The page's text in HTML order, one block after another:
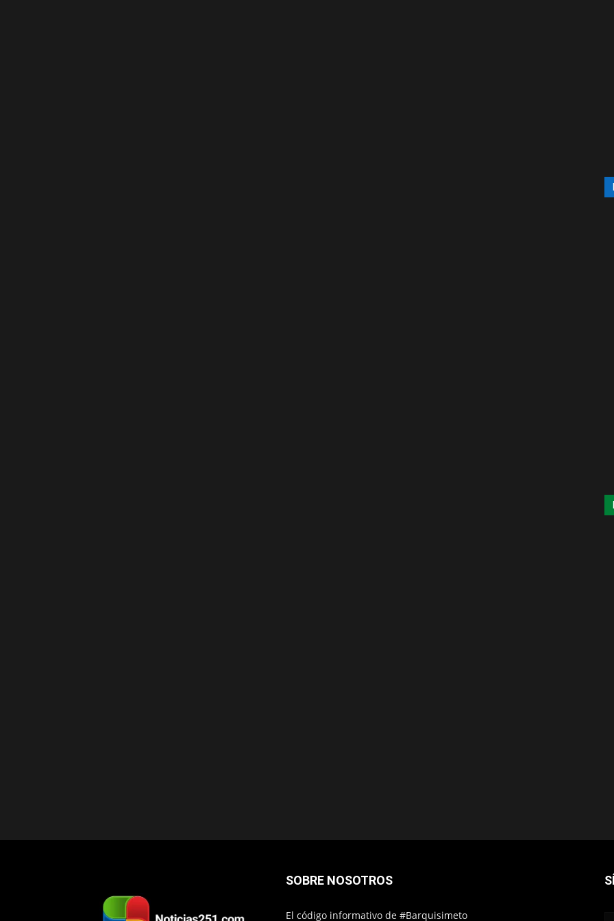
SOBRE NOSOTROS
El código informativo de #Barquisimeto